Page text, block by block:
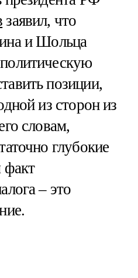
заявил, что
и Шольца
позиции,
из сторон из
словам,
глубокие
факт
– это